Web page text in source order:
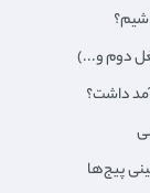
دوم و...)
داشت؟